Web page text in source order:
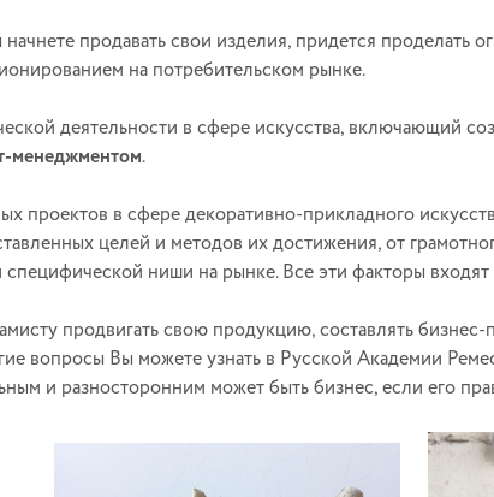
продавать свои изделия, придется
на потребительском рынке.
деятельности в сфере искусства, включающий
менеджментом.
проектов в сфере декоративно-прикладного
целей и методов их достижения, от
ниши на рынке. Все эти факторы
продвигать свою продукцию, составлять
вопросы Вы можете узнать в Русской Академии
и разносторонним может быть бизнес, если его